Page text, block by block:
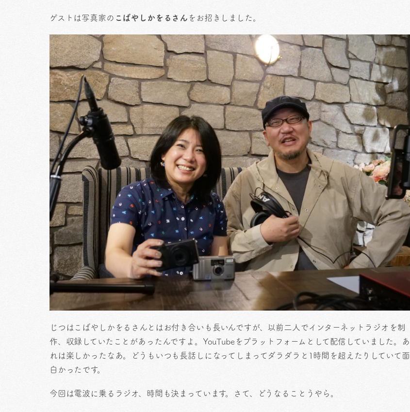
ゲストは写真家の こばやしかをるさん をお招きしました。
じつはこばやしかをるさんとはお付き合いも長いんですが、以前二人でインターネットラジオを制
作、収録していたことがあったんですよ。YouTubeをプラットフォームとして配信していました。あ
れは楽しかったなあ。どうもいつも長話しになってしまってダラダラと1時間を超えたりしていて面
白かったです。
今回は電波に乗るラジオ、時間も決まっています。さて、どうなることうやら。